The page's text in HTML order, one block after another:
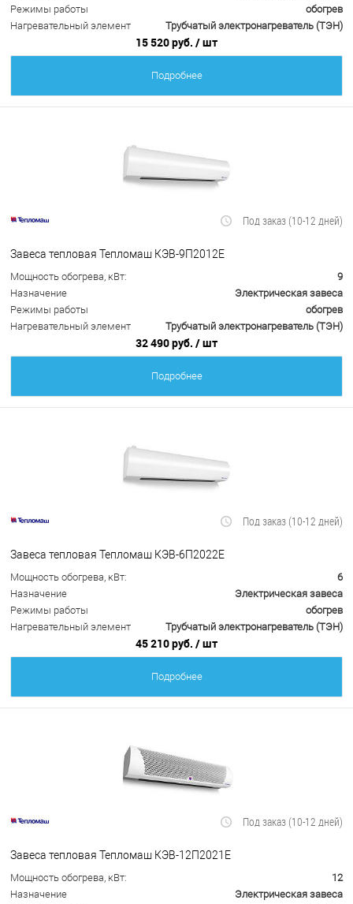
Режимы работы
обогрев
Нагревательный элемент
Трубчатый электронагреватель (ТЭН)
15 520 руб. / шт
Подробнее
Под заказ (10-12 дней)
Завеса тепловая Тепломаш КЭВ-9П2012Е
Мощность обогрева, кВт:
9
Назначение
Электрическая завеса
Режимы работы
обогрев
Нагревательный элемент
Трубчатый электронагреватель (ТЭН)
32 490 руб. / шт
Подробнее
Под заказ (10-12 дней)
Завеса тепловая Тепломаш КЭВ-6П2022Е
Мощность обогрева, кВт:
6
Назначение
Электрическая завеса
Режимы работы
обогрев
Нагревательный элемент
Трубчатый электронагреватель (ТЭН)
45 210 руб. / шт
Подробнее
Под заказ (10-12 дней)
Завеса тепловая Тепломаш КЭВ-12П2021Е
Мощность обогрева, кВт:
12
Назначение
Электрическая завеса